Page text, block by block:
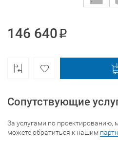
146 640
Сопутствующие
За услугами по
можете обратиться к нашим